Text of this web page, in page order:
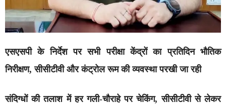
एसएसपी के निर्देश पर सभी परीक्षा केंद्रों का प्रतिदिन भौतिक
निरीक्षण, सीसीटीवी और कंट्रोल रूम की व्यवस्था परखी जा रही
संदिग्धों की तलाश में हर गली-चौराहे पर चेकिंग, सीसीटीवी से लेकर